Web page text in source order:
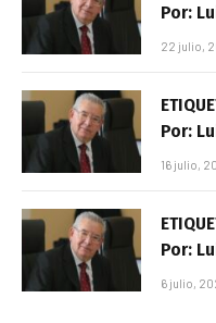
Por:
22 julio,
Por:
16 julio,
Por:
6 julio,